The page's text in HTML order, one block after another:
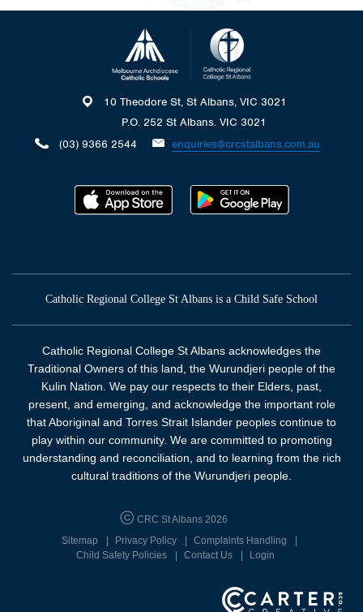
10 Theodore St, St Albans, VIC 3021
P.O. 252 St Albans. VIC 3021
(03) 9366 2544
enquiries@crcstalbans.com.au
Catholic Regional College St Albans is a Child Safe School
Catholic Regional College St Albans acknowledges the
Traditional Owners of this land, the Wurundjeri people of the
Kulin Nation. We pay our respects to their Elders, past,
present, and emerging, and acknowledge the important role
that Aboriginal and Torres Strait Islander peoples continue to
play within our community. We are committed to promoting
understanding and reconciliation, and to learning from the rich
cultural traditions of the Wurundjeri people.
CRC St Albans 2026
Sitemap
Privacy Policy
Complaints Handling
Child Safety Policies
Contact Us Login